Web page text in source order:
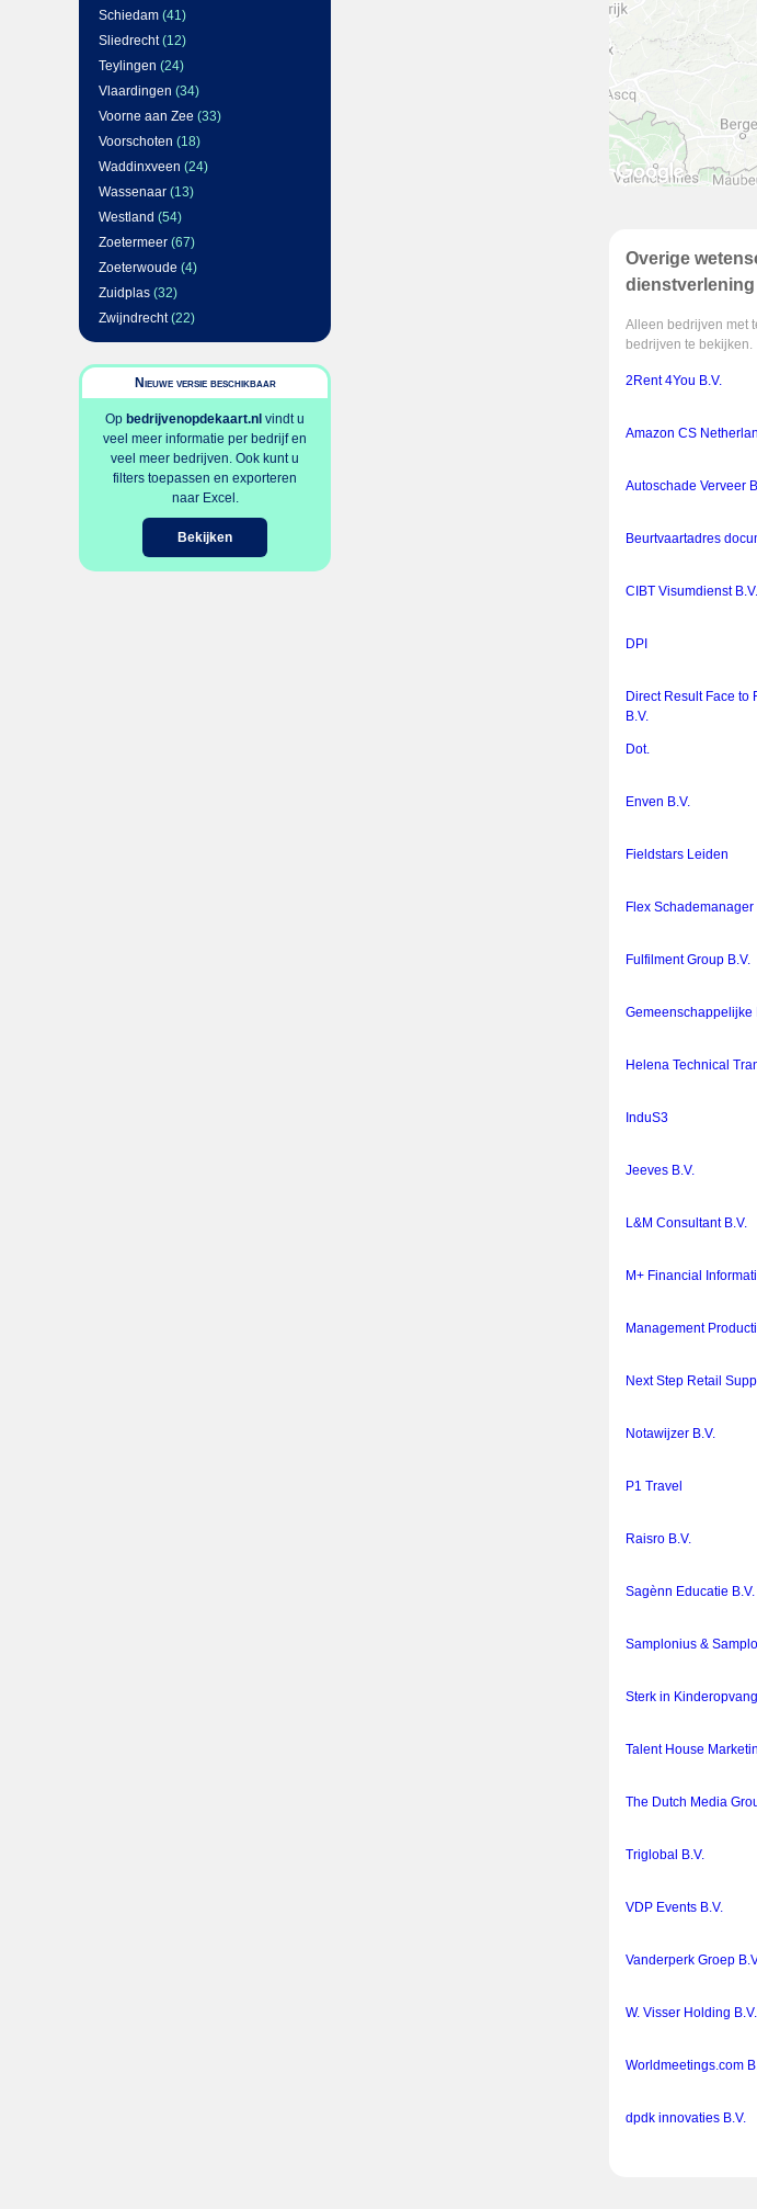
Schiedam (41)
Sliedrecht(12)
Teylingen (24)
Vlaardingen (34)
Voorne aan Zee (33)
Voorschoten (18)
Waddinxveen (24)
Wassenaar (13)
Westland (54)
Zoetermeer (67)
Zoeterwoude (4)
Zuidplas (32)
Zwijndrecht(22)
Nieuwe versie beschikbaar
Op bedrijvenopdekaart.nl vindt u
veel meer informatie per bedrijf en
veel meer bedrijven. Ook kunt u
filters toepassen en exporteren
naar Excel.
Bekijken
Overige
Alleen bedrijven met
bedrijven te bekijken.
2Rent 4You B.V.
Amazon CS
Autoschade Verveer
Beurtvaartadres
CIBT Visumdienst B.V.
DPI
Direct Result Face to
B.V.
Dot.
Enven B.V.
Fieldstars Leiden
Flex Schademanager
Fulfilment Group B.V.
Gemeenschappelijke
Helena Technical
InduS3
Jeeves B.V.
L&M Consultant B.V.
M+ Financial
Management
Next Step Retail
Notawijzer B.V.
P1 Travel
Raisro B.V.
Sagènn Educatie B.V.
Samplonius &
Sterk in
Talent House
The Dutch Media
Triglobal B.V.
VDP Events B.V.
Vanderperk Groep
W. Visser Holding B.V.
Worldmeetings.com
dpdk innovaties B.V.